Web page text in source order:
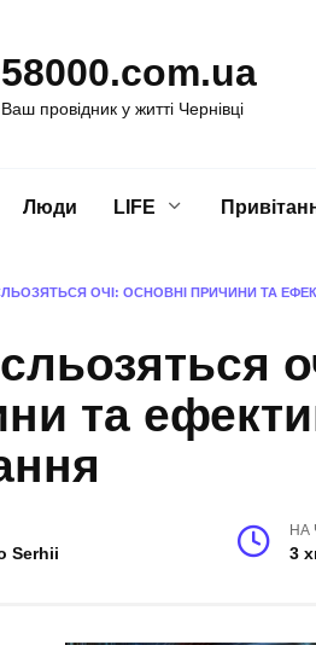
58000.com.ua
Ваш провідник у житті Чернівці
Люди LIFE
ОЧІ: ОСНОВНІ ПРИЧИНИ ТА
та
Serhii
НА
3